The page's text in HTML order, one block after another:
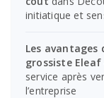
initiatique et
Les avantages
grossiste Eleaf
service après
l’entreprise